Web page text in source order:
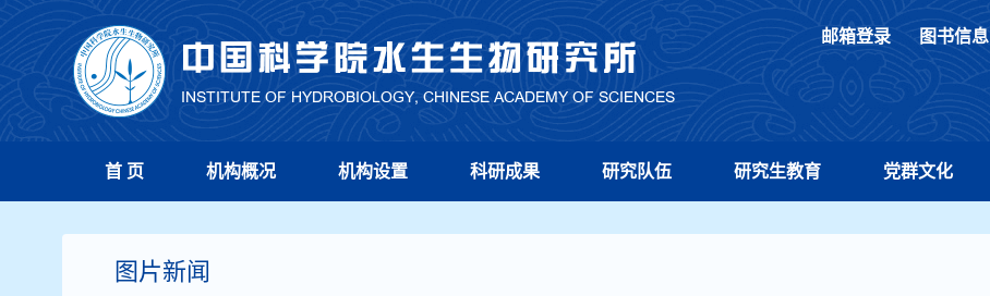
邮箱登录 图书信息
首 页 机构概况 机构设置 科研成果 研究队伍 研究生教育 党群文化
图片新闻